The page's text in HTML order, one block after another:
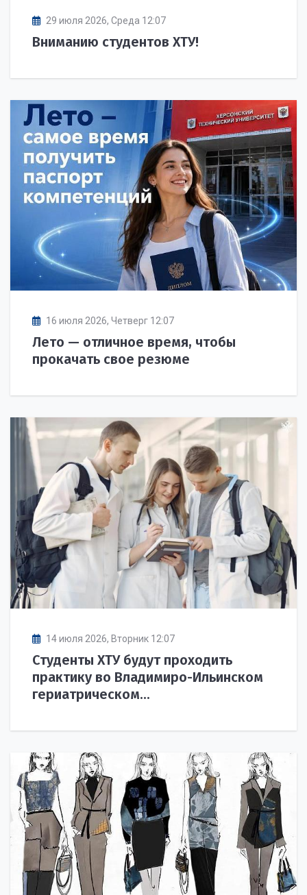
29 июля 2026, Среда 12:07
Вниманию студентов ХТУ!
16 июля 2026, Четверг 12:07
Лето — отличное время, чтобы
прокачать свое резюме
14 июля 2026, Вторник 12:07
Студенты ХТУ будут проходить
практику во Владимиро-Ильинском
гериатрическом...